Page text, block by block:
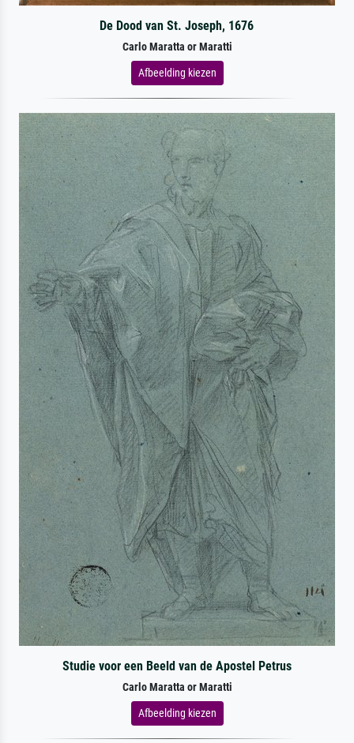
De Dood van St. Joseph, 1676
Carlo Maratta or Maratti
Afbeelding kiezen
Studie voor een Beeld van de Apostel Petrus
Carlo Maratta or Maratti
Afbeelding kiezen